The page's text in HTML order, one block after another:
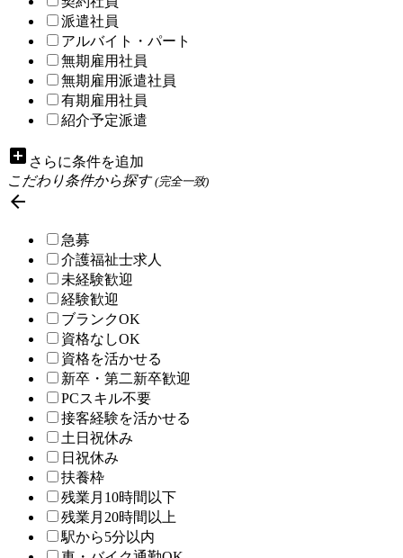
派遣社員
アルバイト・パート
無期雇用社員
無期雇用派遣社員
有期雇用社員
紹介予定派遣
add_box さらに条件を追加
こだわり条件から探す(完全一致)

急募
介護福祉士求人
未経験歓迎
経験歓迎
ブランクOK
資格なしOK
資格を活かせる
新卒・第二新卒歓迎
PCスキル不要
接客経験を活かせる
土日祝休み
日祝休み
扶養枠
残業月10時間以下
残業月20時間以上
駅から5分以内